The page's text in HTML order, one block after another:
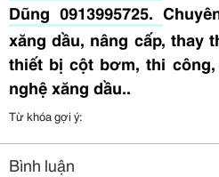
Dũng 0913995725.
xăng dầu, nâng cấp, thay
thiết bị cột bơm, thi
nghệ xăng dầu..
Từ khóa gợi ý:
Bình luận